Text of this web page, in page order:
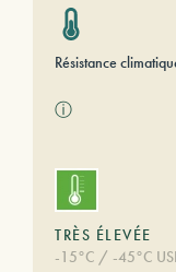
Résistance
ⓘ
TRÈS ÉLEVÉE
-15°C / -45°C